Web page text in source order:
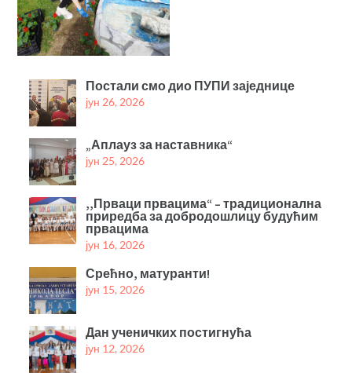
Постали смо дио ПУПИ заједнице
јун 26, 2026
„Аплауз за наставника“
јун 25, 2026
,,Прваци првацима“ – традиционална
приредба за добродошлицу будућим
првацима
јун 16, 2026
Срећно, матуранти!
јун 15, 2026
Дан ученичких постигнућа
јун 12, 2026